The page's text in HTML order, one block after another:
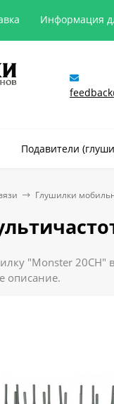
Информация
Подавители
Глушилки
"Monster
описание.